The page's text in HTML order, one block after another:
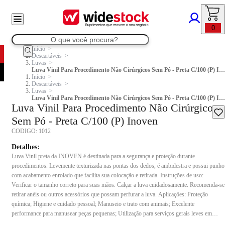
0
Início
Descartáveis
Luvas
Luva Vinil Para Procedimento Não Cirúrgicos Sem Pó - Preta C/100 (P) Inoven
Início
Descartáveis
Luvas
Luva Vinil Para Procedimento Não Cirúrgicos Sem Pó - Preta C/100 (P) Inoven
Luva Vinil Para Procedimento Não Cirúrgicos
Sem Pó - Preta C/100 (P) Inoven
CODIGO: 1012
Detalhes:
Luva Vinil preta da INOVEN é destinada para a segurança e proteção durante
procedimentos. Levemente texturizada nas pontas dos dedos, é ambidestra e possui punho
com acabamento enrolado que facilita sua colocação e retirada. Instruções de uso:
Verificar o tamanho correto para suas mãos. Calçar a luva cuidadosamente. Recomenda-se
retirar anéis ou outros acessórios que possam perfurar a luva. Aplicações: Proteção
química; Higiene e cuidado pessoal; Manuseio e trato com animais; Excelente
performance para manusear peças pequenas; Utilização para serviços gerais leves em